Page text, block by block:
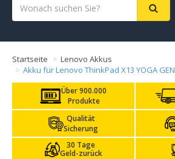
Startseite
Lenovo Akkus
Akku für Lenovo ThinkPad X13 YOGA
Über 900.000
Produkte
Qualität
Sicherung
30 Tage
Geld-zurück